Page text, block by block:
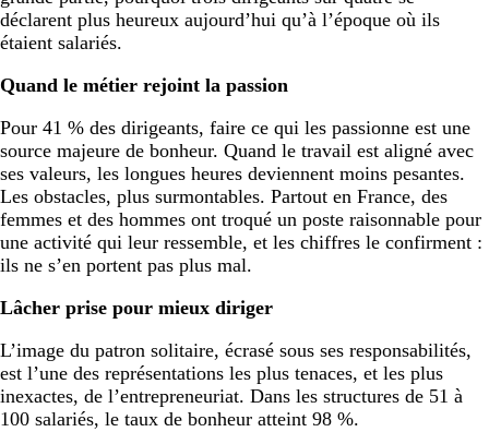
déclarent plus heureux aujourd’hui qu’à l’époque où ils
étaient salariés.
Quand le métier rejoint la passion
Pour 41 % des dirigeants, faire ce qui les passionne est une
source majeure de bonheur. Quand le travail est aligné avec
ses valeurs, les longues heures deviennent moins pesantes.
Les obstacles, plus surmontables. Partout en France, des
femmes et des hommes ont troqué un poste raisonnable pour
une activité qui leur ressemble, et les chiffres le confirment :
ils ne s’en portent pas plus mal.
Lâcher prise pour mieux diriger
L’image du patron solitaire, écrasé sous ses responsabilités,
est l’une des représentations les plus tenaces, et les plus
inexactes, de l’entrepreneuriat. Dans les structures de 51 à
100 salariés, le taux de bonheur atteint 98 %.